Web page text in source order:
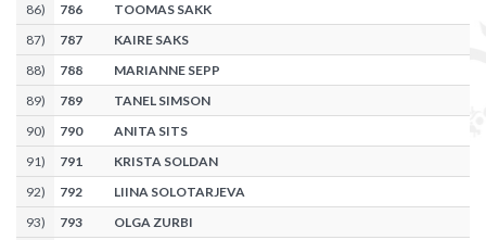
86) 786
TOOMAS SAKK
87) 787
KAIRE SAKS
88) 788
MARIANNE SEPP
89) 789
TANEL SIMSON
90) 790
ANITA SITS
91) 791
KRISTA SOLDAN
92) 792
LIINA SOLOTARJEVA
93) 793 OLGA ZURBI